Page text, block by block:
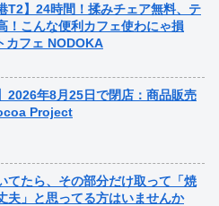
T2】24時間！揉みチェア無料、テ
！こんな便利カフェ使わにゃ損
カフェ NODOKA
2026年8月25日で閉店：商品販売
Project
てたら、その部分だけ取って「焼
夫」と思ってる方はいませんか